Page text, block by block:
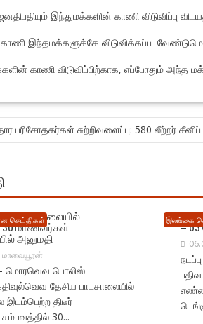
இந்துமக்களின் காணி விடுவிப்பு
இந்தமக்களுக்கே
காணி விடுவிப்பிற்காக, எப்போதும்
பரிசோதகர்கள் சுற்றிவளைப்பு: 580 லீற்றர் சீனிப்
செய்திகள்
பாடசாலையில்
30 மாணவர்கள்
அனுமதி
மாவையூரன்
மொரவெவ பொலிஸ்
தேசிய பாடசாலையில்
இடம்பெற்ற திடீர்
30...
இலங்கை
– 63